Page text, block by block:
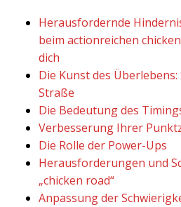
Herausfordernde
beim actionreichen
dich
Die Kunst des
Straße
Die Bedeutung des
Verbesserung Ihrer
Die Rolle der Power-Ups
Herausforderungen und
„chicken road“
Anpassung der